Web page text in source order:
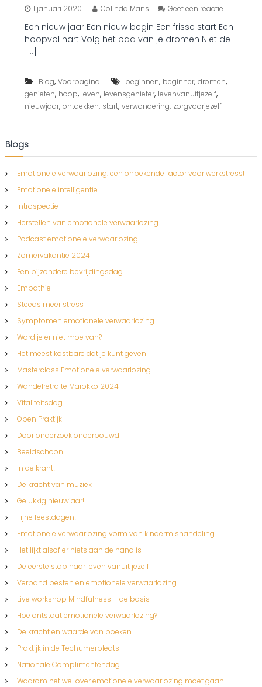
1 januari 2020 Colinda Mans Geef een reactieo
2
0
Een nieuw jaar Een nieuw begin Een frisse start Een
hoopvol hart Volg het pad van je dromen Niet de
[…]
Blog, Voorpagina beginnen, beginner, dromen,
genieten, hoop, leven, levensgenieter, levenvanuitjezelf,
nieuwjaar, ontdekken, start, verwondering, zorgvoorjezelf
Blogs
Emotionele verwaarlozing: een onbekende factor voor werkstress!
Emotionele intelligentie
Introspectie
Herstellen van emotionele verwaarlozing
Podcast emotionele verwaarlozing
Zomervakantie 2024
Een bijzondere bevrijdingsdag
Empathie
Steeds meer stress
Symptomen emotionele verwaarlozing
Word je er niet moe van?
Het meest kostbare dat je kunt geven
Masterclass Emotionele verwaarlozing
Wandelretraite Marokko 2024
Vitaliteitsdag
Open Praktijk
Door onderzoek onderbouwd
Beeldschoon
In de krant!
De kracht van muziek
Gelukkig nieuwjaar!
Fijne feestdagen!
Emotionele verwaarlozing vorm van kindermishandeling
Het lijkt alsof er niets aan de hand is
De eerste stap naar leven vanuit jezelf
Verband pesten en emotionele verwaarlozing
Live workshop Mindfulness – de basis
Hoe ontstaat emotionele verwaarlozing?
De kracht en waarde van boeken
Praktijk in de Techumerpleats
Nationale Complimentendag
Waarom het wel over emotionele verwaarlozing moet gaan